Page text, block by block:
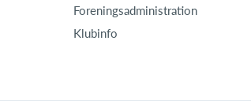
Foreningsadministration
Klubinfo